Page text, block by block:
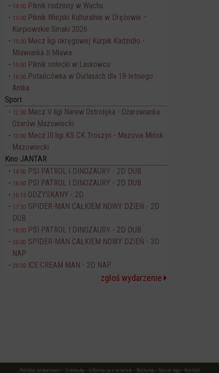
14:00 Piknik rodzinny w Wachu
15:00 Piknik Wiejski Kulturalnie w Drężewie –
Kurpiowskie Smaki 2026
15:00 Mecz ligi okręgowej Kurpik Kadzidło -
Mławianka II Mława
15:00 Piknik sołecki w Laskowcu
16:00 Potańcówka w Durlasach dla 18-letniego
Antka
Sport
12:00 Mecz V ligi Narew Ostrołęka - Ożarowianka
Ożarów Mazowiecki
13:00 Mecz III ligi KS CK Troszyn - Mazovia Mińsk
Mazowiecki
Kino JANTAR
14:00 PSI PATROL I DINOZAURY - 2D DUB
16:00 PSI PATROL I DINOZAURY - 2D DUB
16:15 ODZYSKANY - 2D
17:50 SPIDER-MAN CAŁKIEM NOWY DZIEŃ - 2D
DUB
18:00 PSI PATROL I DINOZAURY - 2D DUB
20:00 SPIDER-MAN CAŁKIEM NOWY DZIEŃ - 3D
NAP
20:30 ICE CREAM MAN - 2D NAP
zgłoś wydarzenie
Polityka prywatności • Ostrołęka • Informacja o serwisie • Reklama • Nasze logo• Kontakt